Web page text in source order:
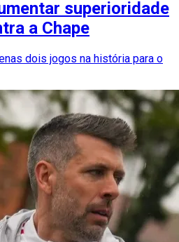
superioridade
a Chape
dois jogos na história para o